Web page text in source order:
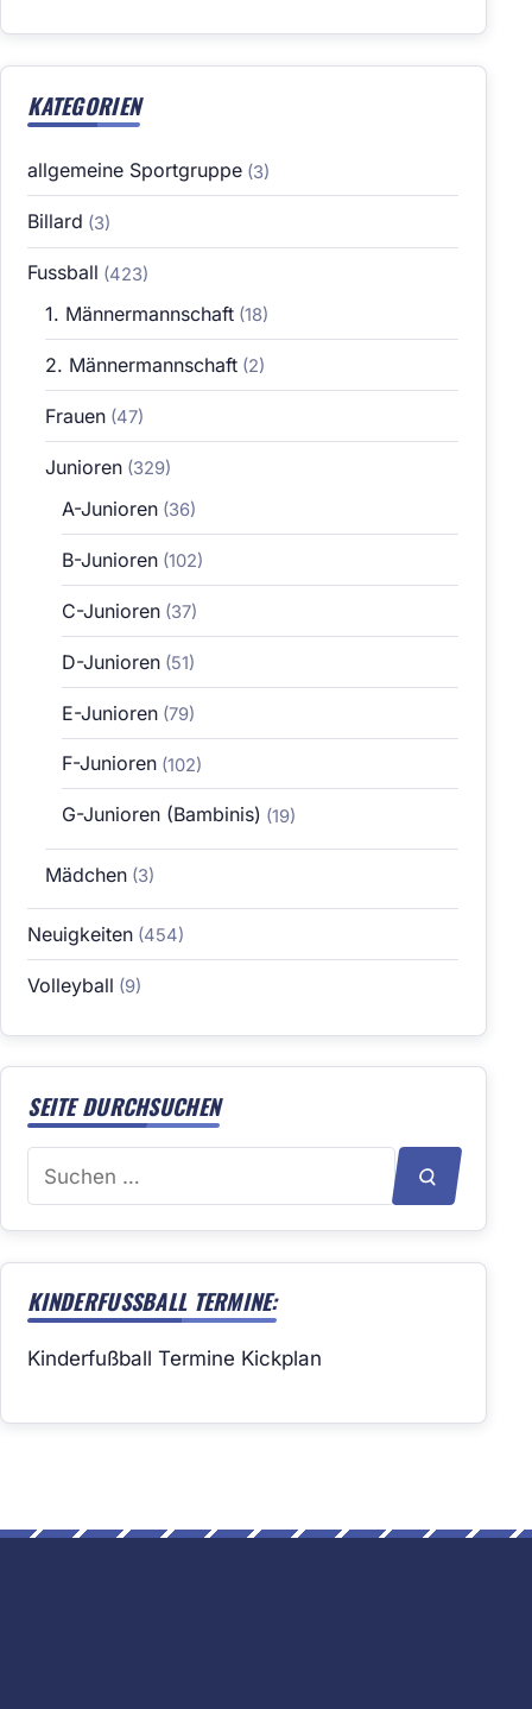
KATEGORIEN
allgemeine Sportgruppe (3)
Billard (3)
Fussball (423)
1. Männermannschaft(18)
2. Männermannschaft(2)
Frauen(47)
Junioren(329)
A-Junioren (36)
B-Junioren (102)
C-Junioren (37)
D-Junioren (51)
E-Junioren (79)
F-Junioren (102)
G-Junioren (Bambinis) (19)
Mädchen(3)
Neuigkeiten (454)
Volleyball (9)
SEITE DURCHSUCHEN
Suchen
SUCHEN
KINDERFUSSBALL TERMINE:
Kinderfußball Termine Kickplan